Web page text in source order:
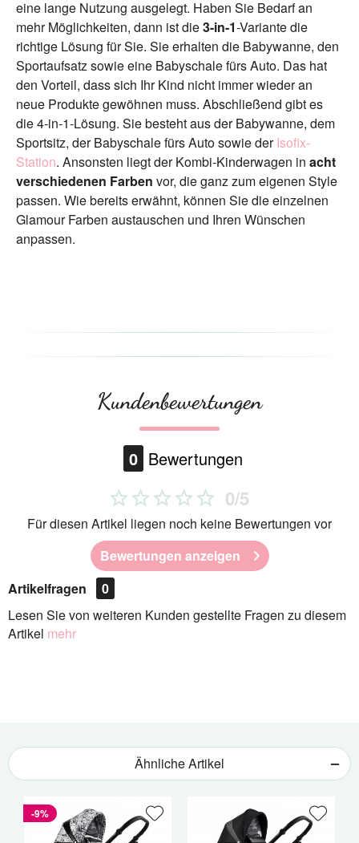
eine lange Nutzung ausgelegt. Haben Sie Bedarf an
mehr Möglichkeiten, dann ist die3-in-1-Variante die
richtige Lösung für Sie. Sie erhalten die Babywanne, den
Sportaufsatz sowie eine Babyschale fürs Auto. Das hat
den Vorteil, dass sich Ihr Kind nicht immer wieder an
neue Produkte gewöhnen muss. Abschließend gibt es
die 4-in-1-Lösung. Sie besteht aus der Babywanne, dem
Sportsitz, der Babyschale fürs Auto sowie derIsofix-
Station. Ansonsten liegt der Kombi-Kinderwagen in acht
verschiedenen Farben vor, die ganz zum eigenen Style
passen. Wie bereits erwähnt, können Sie die einzelnen
Glamour Farben austauschen und Ihren Wünschen
anpassen.
Kundenbewertungen
0 Bewertungen
0/5
Für diesen Artikel liegen noch keine Bewertungen vor
Bewertungen anzeigen
Artikelfragen
0
Lesen Sie von weiteren Kunden gestellte Fragen zu diesem
Artikel mehr
Ähnliche Artikel
-9%